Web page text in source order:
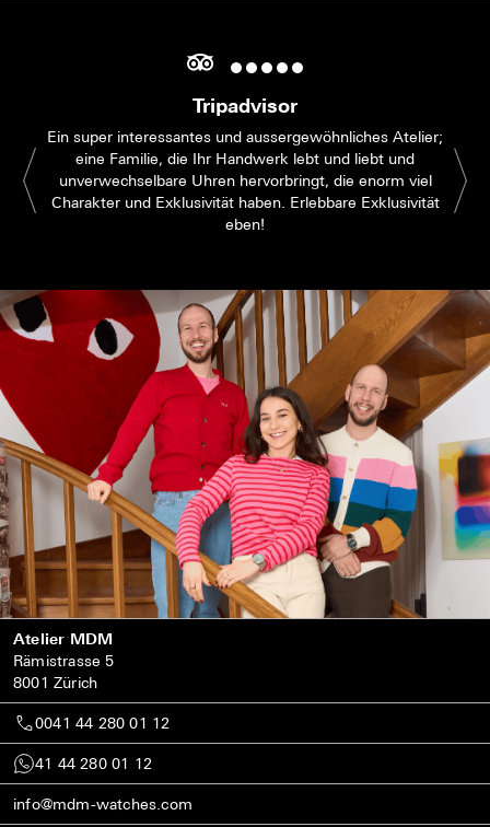
Tripadvisor
Ein super interessantes und aussergewöhnliches Atelier;
eine Familie, die Ihr Handwerk lebt und liebt und
unverwechselbare Uhren hervorbringt, die enorm viel
Charakter und Exklusivität haben. Erlebbare Exklusivität
eben!
Atelier MDM
Rämistrasse 5
8001 Zürich
0041 44 280 01 12
41 44 280 01 12
info@mdm-watches.com